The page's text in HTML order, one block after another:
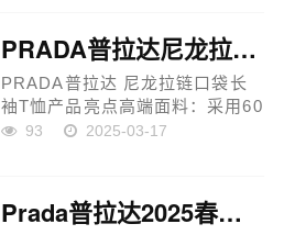
感。外里面料选用50支天丝尼龙
面料...
PRADA普拉达尼龙拉链口袋长袖T恤
PRADA普拉达 尼龙拉链口袋长
袖T恤产品亮点高端面料：采用60
支柔棉双面，手感柔软舒适；50
果。精致工艺：口袋部分采用过
胶工艺，...
93 2025-03-17
Prada普拉达2025春夏款立领夹克外套